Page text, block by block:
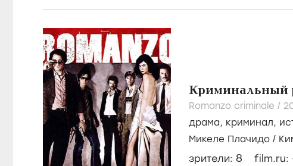
Криминальный
Romanzo criminale /
драма, криминал,
Микеле Плачидо /
зрители: 8 film.ru: